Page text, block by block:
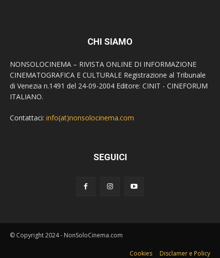
CHI SIAMO
NONSOLOCINEMA – RIVISTA ONLINE DI INFORMAZIONE
CINEMATOGRAFICA E CULTURALE Registrazione al Tribunale
di Venezia n.1491 del 24-09-2004 Editore: CINIT - CINEFORUM
ITALIANO.
Contattaci: info(at)nonsolocinema.com
SEGUICI
© Copyright 2024 - NonSoloCinema.com
Cookies Disclamer e Policy